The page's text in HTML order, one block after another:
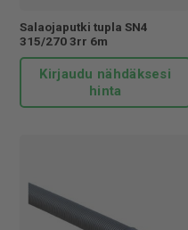
Salaojaputki tupla SN4
315/270 3rr 6m
Kirjaudu nähdäksesi
hinta